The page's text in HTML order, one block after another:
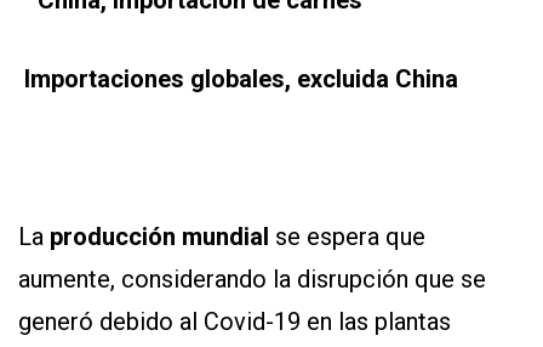
Importaciones globales, excluida China
La producción mundial se espera que
aumente, considerando la disrupción que se
generó debido al Covid-19 en las plantas